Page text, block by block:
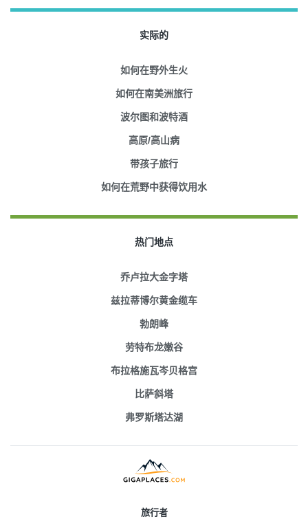
实际的
如何在野外生火
如何在南美洲旅行
波尔图和波特酒
高原/高山病
带孩子旅行
如何在荒野中获得饮用水
热门地点
乔卢拉大金字塔
兹拉蒂博尔黄金缆车
勃朗峰
劳特布龙嫩谷
布拉格施瓦岑贝格宫
比萨斜塔
弗罗斯塔达湖
旅行者